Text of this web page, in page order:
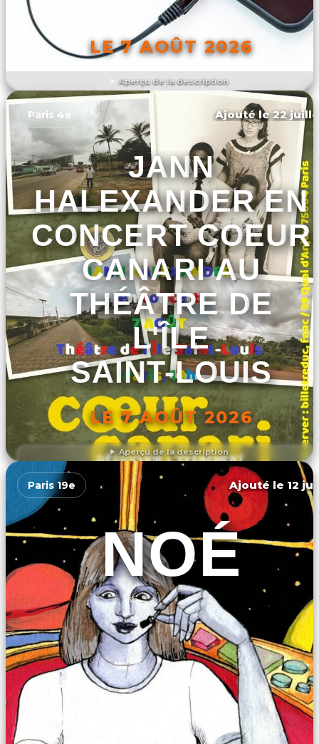
Aperçu de la description
LE 7 AOÛT 2026
DÉCOUVRIR L'ÉVÉNEMENT
Aperçu de la description
Paris 4e Ajouté le 22
JANN
HALEXANDER EN
CONCERT COEUR
CANARI AU
THÉÂTRE DE
L'ÎLE
SAINT-LOUIS
LE 7 AOÛT 2026
DÉCOUVRIR L'ÉVÉNEMENT
Paris 19e Ajouté le 12
NOÉ